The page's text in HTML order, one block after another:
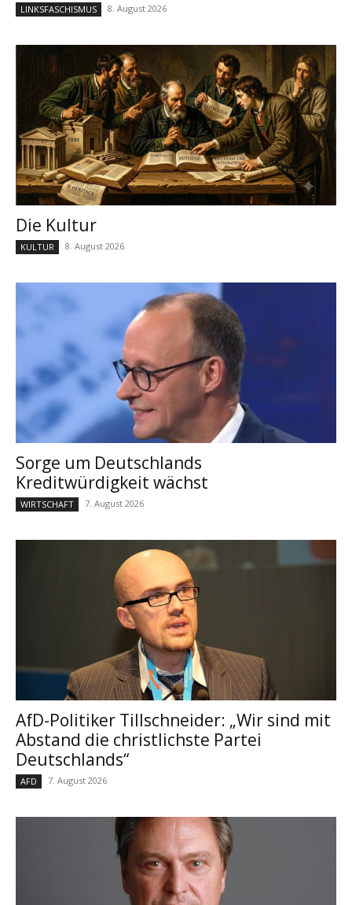
LINKSFASCHISMUS 8. August 2026
Die Kultur
KULTUR 8. August 2026
Sorge um Deutschlands
Kreditwürdigkeit wächst
WIRTSCHAFT 7. August 2026
AfD-Politiker Tillschneider: „Wir sind mit
Abstand die christlichste Partei
Deutschlands“
AFD 7. August 2026